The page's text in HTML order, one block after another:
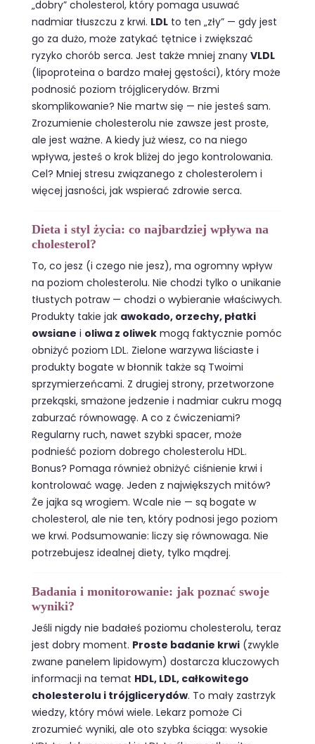
„dobry” cholesterol, który pomaga usuwać
nadmiar tłuszczu z krwi. LDL to ten „zły” — gdy jest
go za dużo, może zatykać tętnice i zwiększać
ryzyko chorób serca. Jest także mniej znany VLDL
(lipoproteina o bardzo małej gęstości), który może
podnosić poziom trójglicerydów. Brzmi
skomplikowanie? Nie martw się — nie jesteś sam.
Zrozumienie cholesterolu nie zawsze jest proste,
ale jest ważne. A kiedy już wiesz, co na niego
wpływa, jesteś o krok bliżej do jego kontrolowania.
Cel? Mniej stresu związanego z cholesterolem i
więcej jasności, jak wspierać zdrowie serca.
Dieta i styl życia: co najbardziej wpływa na
cholesterol?
To, co jesz (i czego nie jesz), ma ogromny wpływ
na poziom cholesterolu. Nie chodzi tylko o unikanie
tłustych potraw — chodzi o wybieranie właściwych.
Produkty takie jak awokado, orzechy, płatki
owsiane i oliwa z oliwek mogą faktycznie pomóc
obniżyć poziom LDL. Zielone warzywa liściaste i
produkty bogate w błonnik także są Twoimi
sprzymierzeńcami. Z drugiej strony, przetworzone
przekąski, smażone jedzenie i nadmiar cukru mogą
zaburzać równowagę. A co z ćwiczeniami?
Regularny ruch, nawet szybki spacer, może
podnieść poziom dobrego cholesterolu HDL.
Bonus? Pomaga również obniżyć ciśnienie krwi i
kontrolować wagę. Jeden z największych mitów?
Że jajka są wrogiem. Wcale nie — są bogate w
cholesterol, ale nie ten, który podnosi jego poziom
we krwi. Podsumowanie: liczy się równowaga. Nie
potrzebujesz idealnej diety, tylko mądrej.
Badania i monitorowanie: jak poznać swoje
wyniki?
Jeśli nigdy nie badałeś poziomu cholesterolu, teraz
jest dobry moment. Proste badanie krwi (zwykle
zwane panelem lipidowym) dostarcza kluczowych
informacji na temat HDL, LDL, całkowitego
cholesterolu i trójglicerydów. To mały zastrzyk
wiedzy, który mówi wiele. Lekarz pomoże Ci
zrozumieć wyniki, ale oto szybka ściąga: wysokie